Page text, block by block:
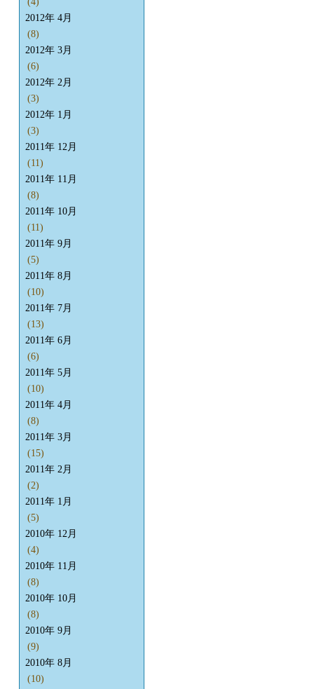
2012年 4月
(8)
2012年 3月
(6)
2012年 2月
(3)
2012年 1月
(3)
2011年 12月
(11)
2011年 11月
(8)
2011年 10月
(11)
2011年 9月
(5)
2011年 8月
(10)
2011年 7月
(13)
2011年 6月
(6)
2011年 5月
(10)
2011年 4月
(8)
2011年 3月
(15)
2011年 2月
(2)
2011年 1月
(5)
2010年 12月
(4)
2010年 11月
(8)
2010年 10月
(8)
2010年 9月
(9)
2010年 8月
(10)